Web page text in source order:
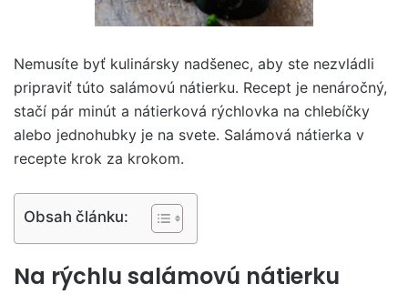
Nemusíte byť kulinársky nadšenec, aby ste nezvládli
pripraviť túto salámovú nátierku. Recept je nenáročný,
stačí pár minút a nátierková rýchlovka na chlebíčky
alebo jednohubky je na svete. Salámová nátierka v
recepte krok za krokom.
Obsah článku:
Na rýchlu salámovú nátierku